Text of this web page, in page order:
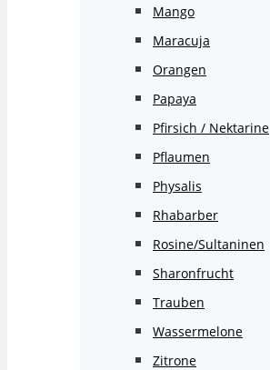
Mango
Maracuja
Orangen
Papaya
Pfirsich / Nektarine
Pflaumen
Physalis
Rhabarber
Rosine/Sultaninen
Sharonfrucht
Trauben
Wassermelone
Zitrone